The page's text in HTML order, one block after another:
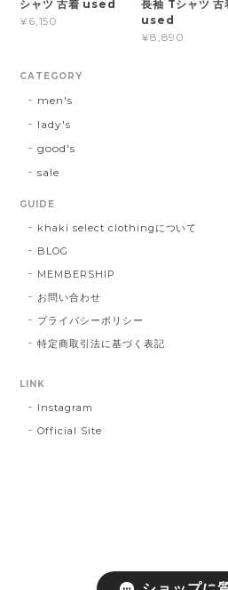
シャツ 古着 used
¥6,150
長袖 Tシャツ 古
used
¥8,890
CATEGORY
men's
lady's
good's
sale
GUIDE
khaki select clothingについて
BLOG
MEMBERSHIP
お問い合わせ
プライバシーポリシー
特定商取引法に基づく表記
LINK
Instagram
Official Site